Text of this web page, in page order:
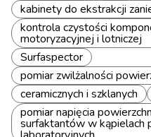
kabinety do ekstrakcji
kontrola czystości
motoryzacyjnej i lotniczej
Surfaspector
pomiar zwilżalności
ceramicznych i szklanych
pomiar napięcia
surfaktantów w kąpielach